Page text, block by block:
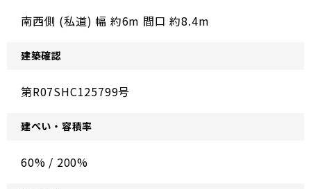
南西側 (私道) 幅 約6m 間口 約8.4m
建築確認
第R07SHC125799号
建ぺい・容積率
60% / 200%